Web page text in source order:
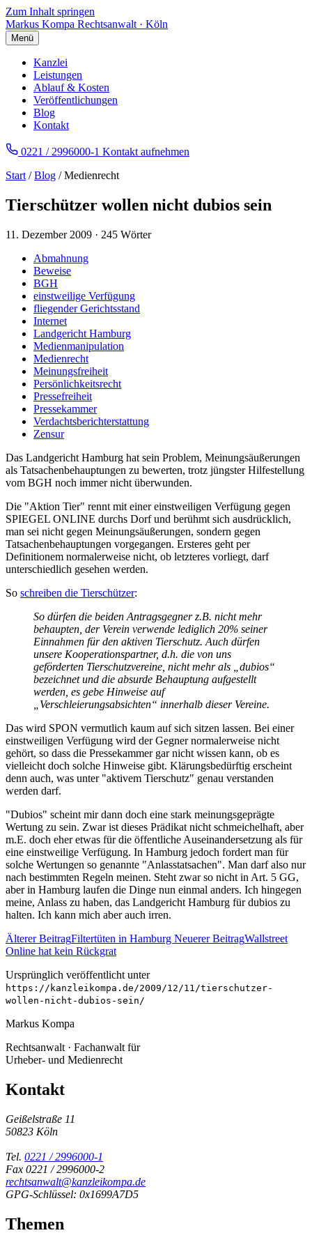
Zum Inhalt springen
Markus Kompa Rechtsanwalt · Köln
Menü
Kanzlei
Leistungen
Ablauf & Kosten
Veröffentlichungen
Blog
Kontakt
0221 / 2996000-1 Kontakt aufnehmen
Start /Blog / Medienrecht
Tierschützer wollen nicht dubios sein
11. Dezember 2009 · 245 Wörter
Abmahnung
Beweise
BGH
einstweilige Verfügung
fliegender Gerichtsstand
Internet
Landgericht Hamburg
Medienmanipulation
Medienrecht
Meinungsfreiheit
Persönlichkeitsrecht
Pressefreiheit
Pressekammer
Verdachtsberichterstattung
Zensur
Das Landgericht Hamburg hat sein Problem, Meinungsäußerungen
als Tatsachenbehauptungen zu bewerten, trotz jüngster Hilfestellung
vom BGH noch immer nicht überwunden.
Die "Aktion Tier" rennt mit einer einstweiligen Verfügung gegen
SPIEGEL ONLINE durchs Dorf und berühmt sich ausdrücklich,
man sei nicht gegen Meinungsäußerungen, sondern gegen
Tatsachenbehauptungen vorgegangen. Ersteres geht per
Definitionem normalerweise nicht, ob letzteres vorliegt, darf
unterschiedlich gesehen werden.
So schreiben die Tierschützer:
So dürfen die beiden Antragsgegner z.B. nicht mehr
behaupten, der Verein verwende lediglich 20% seiner
Einnahmen für den aktiven Tierschutz. Auch dürfen
unsere Kooperationspartner, d.h. die von uns
geförderten Tierschutzvereine, nicht mehr als „dubios“
bezeichnet und die absurde Behauptung aufgestellt
werden, es gebe Hinweise auf
„Verschleierungsabsichten“ innerhalb dieser Vereine.
Das wird SPON vermutlich kaum auf sich sitzen lassen. Bei einer
einstweiligen Verfügung wird der Gegner normalerweise nicht
gehört, so dass die Pressekammer gar nicht wissen kann, ob es
vielleicht doch solche Hinweise gibt. Klärungsbedürftig erscheint
denn auch, was unter "aktivem Tierschutz" genau verstanden
werden darf.
"Dubios" scheint mir dann doch eine stark meinungsgeprägte
Wertung zu sein. Zwar ist dieses Prädikat nicht schmeichelhaft, aber
m.E. doch eher etwas für die öffentliche Auseinandersetzung als für
eine einstweilige Verfügung. In Hamburg jedoch fordert man für
solche Wertungen so genannte "Anlasstatsachen". Man darf also nur
nach bestimmten Regeln meinen. Steht zwar so nicht in Art. 5 GG,
aber in Hamburg laufen die Dinge nun einmal anders. Ich hingegen
meine, Anlass zu haben, das Landgericht Hamburg für dubios zu
halten. Ich kann mich aber auch irren.
Älterer BeitragFiltertüten in Hamburg Neuerer BeitragWallstreet
Online hat kein Rückgrat
Ursprünglich veröffentlicht unter
https://kanzleikompa.de/2009/12/11/tierschutzer-
wollen-nicht-dubios-sein/
Markus Kompa
Rechtsanwalt · Fachanwalt für
Urheber- und Medienrecht
Kontakt
Geißelstraße 11
50823 Köln
Tel. 0221 / 2996000-1
Fax 0221 / 2996000-2
rechtsanwalt@kanzleikompa.de
GPG-Schlüssel: 0x1699A7D5
Themen